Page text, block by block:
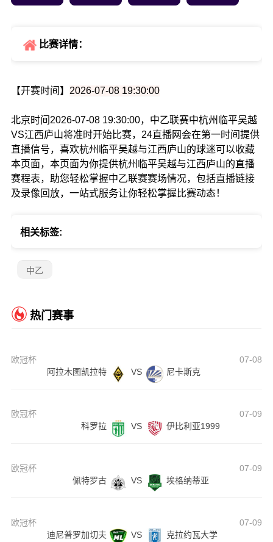
比赛详情：
【开赛时间】 2026-07-08 19:30:00
北京时间2026-07-08 19:30:00，中乙联赛中杭州临平吴越
VS江西庐山将准时开始比赛，24直播网会在第一时间提供
直播信号，喜欢杭州临平吴越与江西庐山的球迷可以收藏
本页面，本页面为你提供杭州临平吴越与江西庐山的直播
赛程表，助您轻松掌握中乙联赛赛场情况，包括直播链接
及录像回放，一站式服务让你轻松掌握比赛动态！
相关标签:
中乙
热门赛事
欧冠杯
07-08
阿拉木图凯拉特
VS 尼卡斯克
欧冠杯
07-09
科罗拉
VS 伊比利亚1999
欧冠杯
07-09
佩特罗古
VS 埃格纳蒂亚
欧冠杯
07-09
迪尼普罗加切夫
VS 克拉约瓦大学